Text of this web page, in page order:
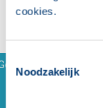
cookies.
Noodzakelijk